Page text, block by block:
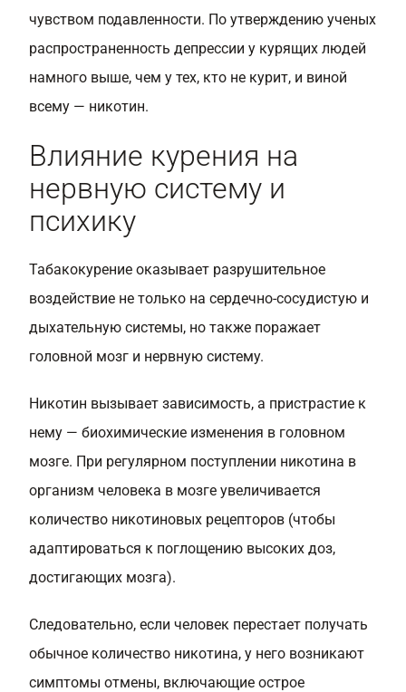
чувством подавленности. По утверждению ученых
распространенность депрессии у курящих людей
намного выше, чем у тех, кто не курит, и виной
всему — никотин.
Влияние курения на
нервную систему и
психику
Табакокурение оказывает разрушительное
воздействие не только на сердечно-сосудистую и
дыхательную системы, но также поражает
головной мозг и нервную систему.
Никотин вызывает зависимость, а пристрастие к
нему — биохимические изменения в головном
мозге. При регулярном поступлении никотина в
организм человека в мозге увеличивается
количество никотиновых рецепторов (чтобы
адаптироваться к поглощению высоких доз,
достигающих мозга).
Следовательно, если человек перестает получать
обычное количество никотина, у него возникают
симптомы отмены, включающие острое